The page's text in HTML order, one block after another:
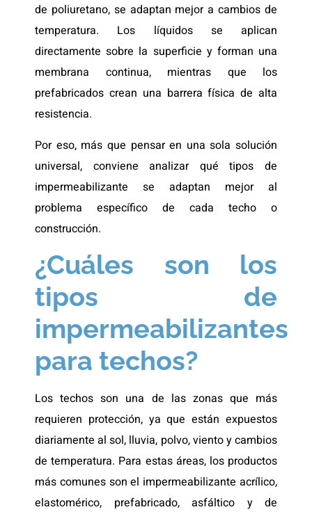
de poliuretano, se adaptan mejor a cambios de
temperatura. Los líquidos se aplican
directamente sobre la superficie y forman una
membrana continua, mientras que los
prefabricados crean una barrera física de alta
resistencia.
Por eso, más que pensar en una sola solución
universal, conviene analizar qué tipos de
impermeabilizante se adaptan mejor al
problema específico de cada techo o
construcción.
¿Cuáles son los
tipos de
impermeabilizantes
para techos?
Los techos son una de las zonas que más
requieren protección, ya que están expuestos
diariamente al sol, lluvia, polvo, viento y cambios
de temperatura. Para estas áreas, los productos
más comunes son el impermeabilizante acrílico,
elastomérico, prefabricado, asfáltico y de